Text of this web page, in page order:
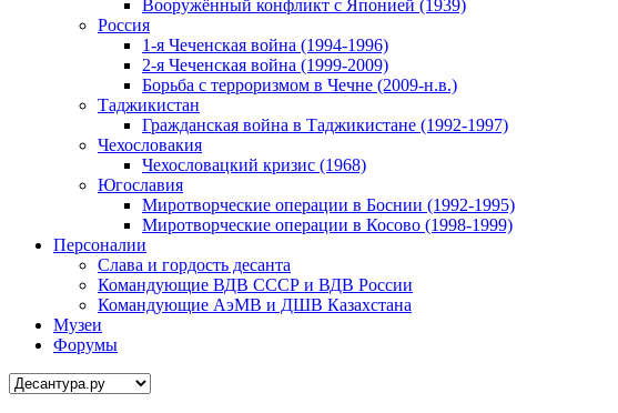
Вооружённый конфликт с Японией (1939)
Россия
1-я Чеченская война (1994-1996)
2-я Чеченская война (1999-2009)
Борьба с терроризмом в Чечне (2009-н.в.)
Таджикистан
Гражданская война в Таджикистане (1992-1997)
Чехословакия
Чехословацкий кризис (1968)
Югославия
Миротворческие операции в Боснии (1992-1995)
Миротворческие операции в Косово (1998-1999)
Персоналии
Слава и гордость десанта
Командующие ВДВ СССР и ВДВ России
Командующие АэМВ и ДШВ Казахстана
Музеи
Форумы